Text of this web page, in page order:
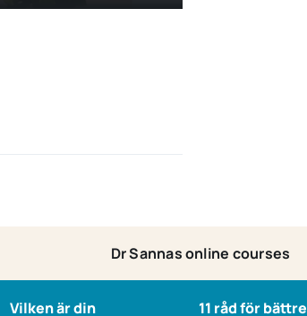
Dr Sannas online courses
Vilken är din 11 råd för bättre